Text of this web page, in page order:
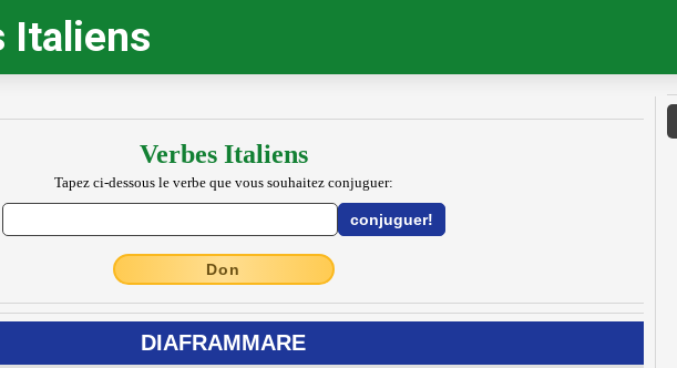
Italiens
Verbes Italiens
Tapez ci-dessous le verbe que vous souhaitez conjuguer:
Don
DIAFRAMMARE